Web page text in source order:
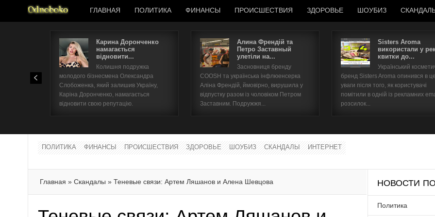
ГЛАВНАЯ ПОЛИТИКА ФИНАНСЫ ПРОИСШЕСТВИЯ ЗДОРОВЬЕ ШОУБИЗ
Карина Доронченко
намагається
відновити...
Колишня подружка
молодого бізнесмена Олександра
Слобоженка, який залишив Україну,
Каріна Доронченко, намагається
відновити свою репутацію.
Алина Френдій та
Петро Заставный
улетіли на...
Засновниця бренду
COOSH та українська інфлюенсерка
Аліна Френдій, ймовірно, вирушила у
відпустку разом із чоловіком Петром
Заставним. Подружжя...
Sisters Aroma
використали у
квитки до...
Український
бренд Sisters Aroma опинився в
уваги після того, як користувачі
помітили в одній із рекламних
розсилок...
ПОЛИТИКА ФИНАНСЫ ПРОИСШЕСТВИЯ ЗДОРОВЬЕ ШОУБИЗ СКАНДАЛЫ ИНТЕРНЕТ
Главная » Скандалы » Теневые связи: Артем Ляшанов и Алена Шевцова НОВОСТИ
Политика
Имя пользователя
Забыли имя пользователя?